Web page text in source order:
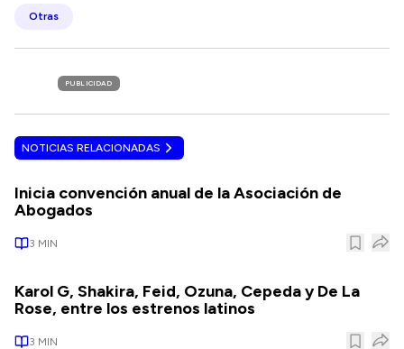
Otras
PUBLICIDAD
NOTICIAS RELACIONADAS
Inicia convención anual de la Asociación de
Abogados
3 MIN
Karol G, Shakira, Feid, Ozuna, Cepeda y De La
Rose, entre los estrenos latinos
3 MIN